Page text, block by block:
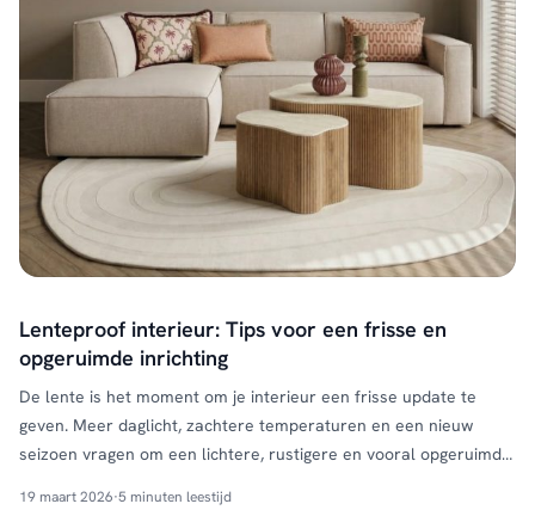
Lenteproof interieur: Tips voor een frisse en
opgeruimde inrichting
De lente is het moment om je interieur een frisse update te
geven. Meer daglicht, zachtere temperaturen en een nieuw
seizoen vragen om een lichtere, rustigere en vooral opgeruimde
19 maart 2026·5 minuten leestijd